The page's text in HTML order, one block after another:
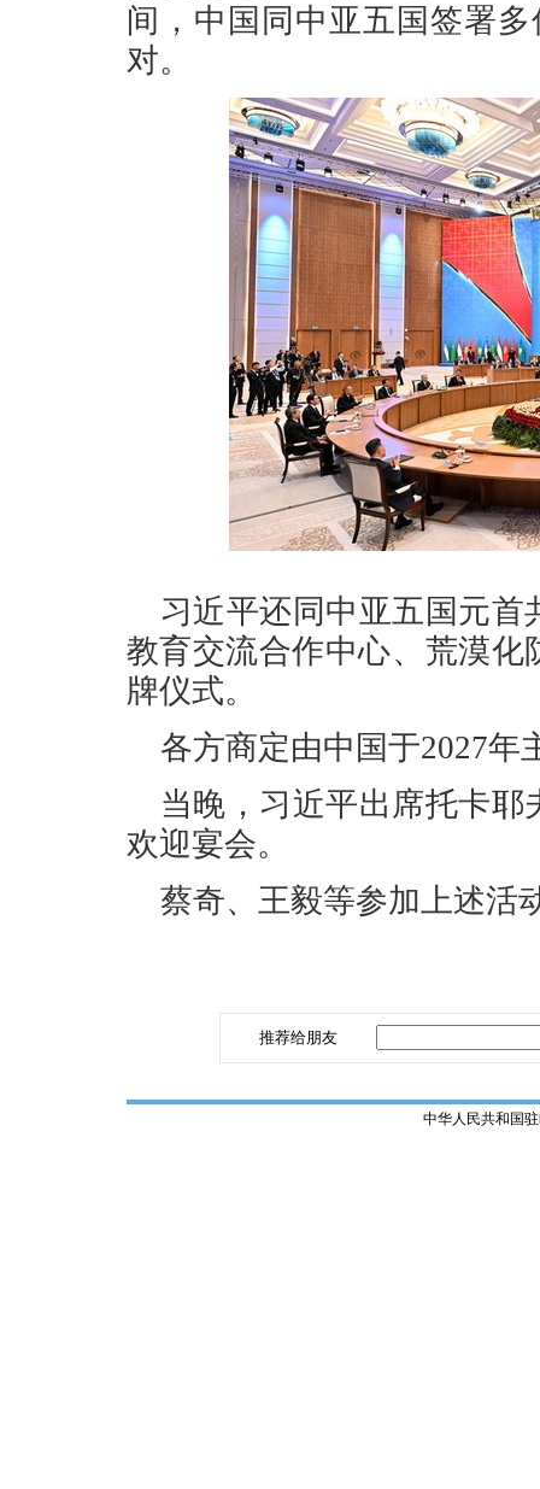
间，中国同中亚五国签署
对。
习近平还同中亚五国元
教育交流合作中心、荒漠
牌仪式。
各方商定由中国于2027
当晚，习近平出席托卡
欢迎宴会。
蔡奇、王毅等参加上述活
推荐给朋友
中华人民共和国